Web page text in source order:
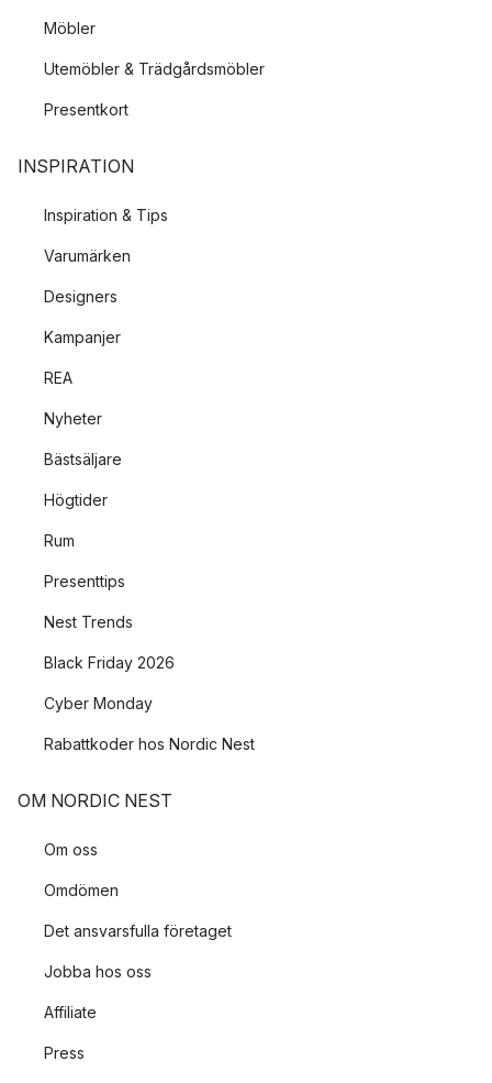
Möbler
Utemöbler & Trädgårdsmöbler
Presentkort
INSPIRATION
Inspiration & Tips
Varumärken
Designers
Kampanjer
REA
Nyheter
Bästsäljare
Högtider
Rum
Presenttips
Nest Trends
Black Friday 2026
Cyber Monday
Rabattkoder hos Nordic Nest
OM NORDIC NEST
Om oss
Omdömen
Det ansvarsfulla företaget
Jobba hos oss
Affiliate
Press